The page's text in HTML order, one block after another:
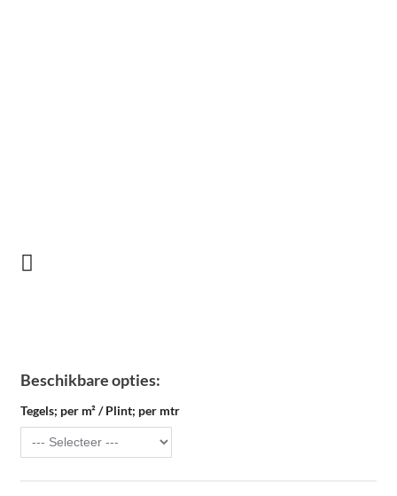
Beschikbare opties:
Tegels; per m² / Plint; per mtr